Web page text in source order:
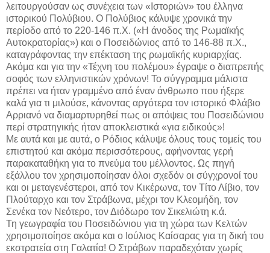
λειτουργούσαν ως συνέχεια των «Ιστοριών» του έλληνα
ιστορικού Πολύβιου. Ο Πολύβιος κάλυψε χρονικά την
περίοδο από το 220-146 π.Χ. («Η άνοδος της Ρωμαϊκής
Αυτοκρατορίας») και ο Ποσειδώνιος από το 146-88 π.Χ.,
καταγράφοντας την επέκταση της ρωμαϊκής κυριαρχίας.
Ακόμα και για την «Τέχνη του πολέμου» έγραψε ο διαπρεπής
σοφός των ελληνιστικών χρόνων! Το σύγγραμμα μάλιστα
πρέπει να ήταν γραμμένο από έναν άνθρωπο που ήξερε
καλά για τι μιλούσε, κάνοντας αργότερα τον ιστορικό Φλάβιο
Αρριανό να διαμαρτυρηθεί πως οι απόψεις του Ποσειδώνιου
περί στρατηγικής ήταν αποκλειστικά «για ειδικούς»!
Με αυτά και με αυτά, ο Ρόδιος κάλυψε όλους τους τομείς του
επιστητού και ακόμα περισσότερους, αφήνοντας γερή
παρακαταθήκη για το πνεύμα του μέλλοντος. Ως πηγή
εξάλλου τον χρησιμοποίησαν όλοι σχεδόν οι σύγχρονοί του
και οι μεταγενέστεροι, από τον Κικέρωνα, τον Τίτο Λίβιο, τον
Πλούταρχο και τον Στράβωνα, μέχρι τον Κλεομήδη, τον
Σενέκα τον Νεότερο, τον Διόδωρο τον Σικελιώτη κ.ά.
Τη γεωγραφία του Ποσειδώνιου για τη χώρα των Κελτών
χρησιμοποίησε ακόμα και ο Ιούλιος Καίσαρας για τη δική του
εκστρατεία στη Γαλατία! Ο Στράβων παραδεχόταν χωρίς